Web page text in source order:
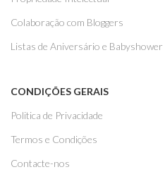
Colaboração com Bloggers
Listas de Aniversário e Babyshower
CONDIÇÕES GERAIS
Politica de Privacidade
Termos e Condições
Contacte-nos